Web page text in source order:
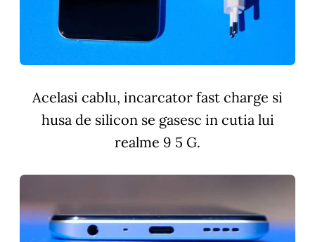
Acelasi cablu, incarcator fast charge si
husa de silicon se gasesc in cutia lui
realme 9 5 G.